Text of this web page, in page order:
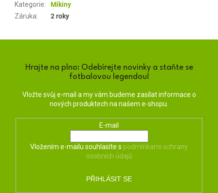
Kategorie:
Mikiny
Záruka: 2 roky
Hrajte na plno: Odebírejte novinky a staňte se
fotbalovou legendou!
Vložte svůj e-mail a my vám budeme zasílat informace o
nových produktech na našem e-shopu.
E-mail
Vložením e-mailu souhlasíte s podmínkami ochrany
osobních údajů
PŘIHLÁSIT SE